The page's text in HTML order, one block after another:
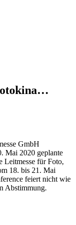
GmbH
Mai 2020 geplante
Leitmesse für Foto,
18. bis 21. Mai
feiert nicht wie
Abstimmung.